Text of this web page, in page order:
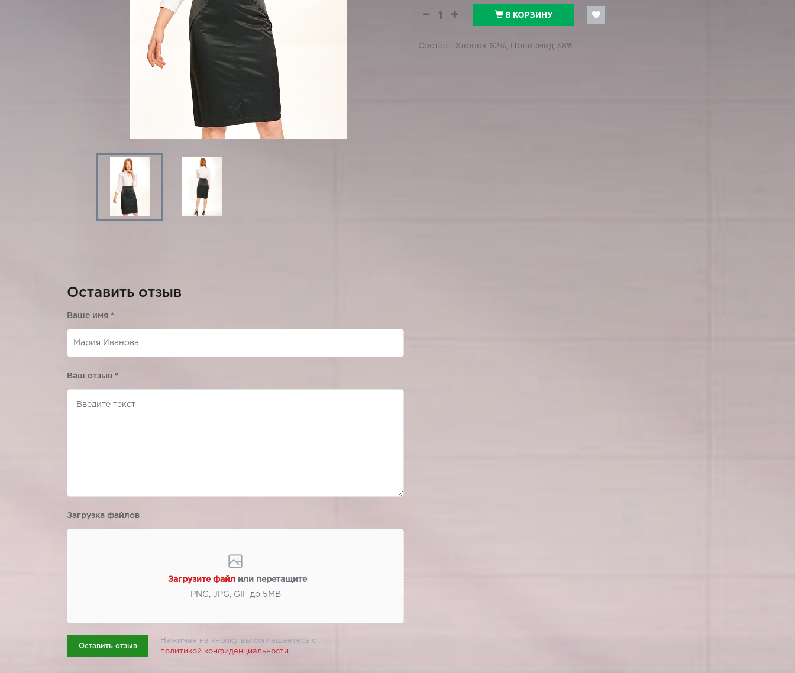
В КОРЗИНУ
Состав : Хлопок 62%, Полиамид 38%
Оставить отзыв
Ваше имя *
Ваш отзыв *
Загрузка файлов
Загрузите файл или перетащите
PNG, JPG, GIF до 5МВ
Оставить отзыв
Нажимая на кнопку вы соглашаетесь с
политикой конфиденциальности